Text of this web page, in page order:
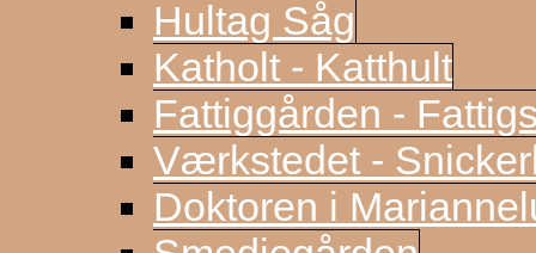
Hultag Såg
Katholt - Katthult
Fattiggården -
Værkstedet -
Doktoren i